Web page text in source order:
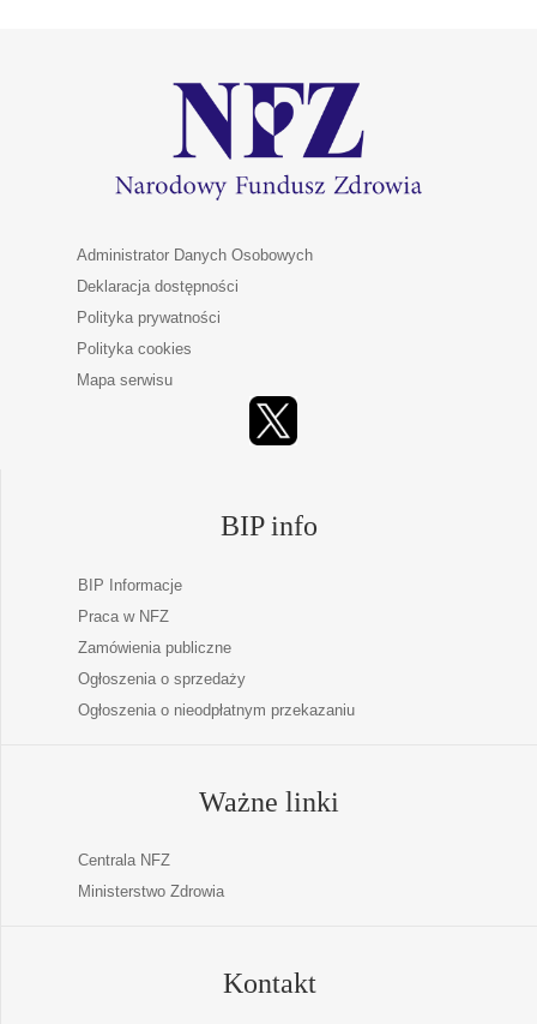
Administrator Danych Osobowych
Deklaracja dostępności
Polityka prywatności
Polityka cookies
Mapa serwisu
BIP info
BIP Informacje
Praca w NFZ
Zamówienia publiczne
Ogłoszenia o sprzedaży
Ogłoszenia o nieodpłatnym przekazaniu
Ważne linki
Centrala NFZ
Ministerstwo Zdrowia
Kontakt